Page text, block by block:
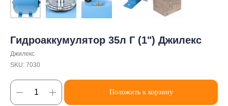
Гидроаккумулятор 35л Г (1") Джилекс
Джилекс
SKU: 7030
Положить к корзину